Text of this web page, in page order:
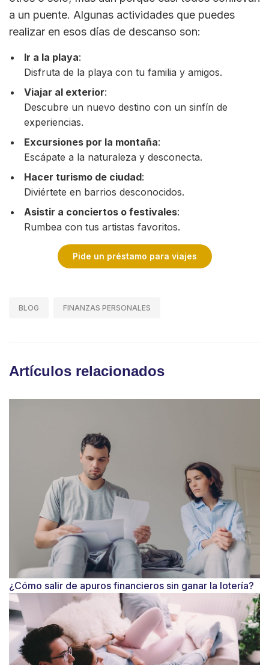
a un puente. Algunas actividades que puedes
realizar en esos días de descanso son:
Ir a la playa:
Disfruta de la playa con tu familia y amigos.
Viajar al exterior:
Descubre un nuevo destino con un sinfín de
experiencias.
Excursiones por la montaña:
Escápate a la naturaleza y desconecta.
Hacer turismo de ciudad:
Diviértete en barrios desconocidos.
Asistir a conciertos o festivales:
Rumbea con tus artistas favoritos.
Pide un préstamo para viajes
BLOG FINANZAS PERSONALES
Artículos relacionados
¿Cómo salir de apuros financieros sin ganar la lotería?